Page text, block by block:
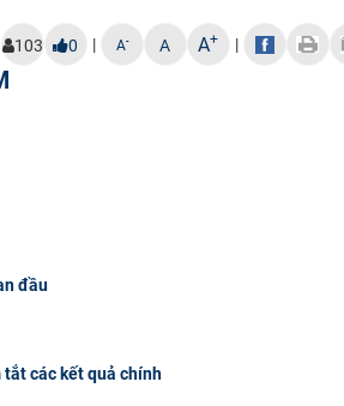
103 0 | A- A A+ |
đầu
tắt các kết quả chính